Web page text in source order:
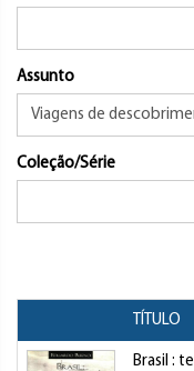
Assunto
Coleção/Série
TÍTULO
Brasil :